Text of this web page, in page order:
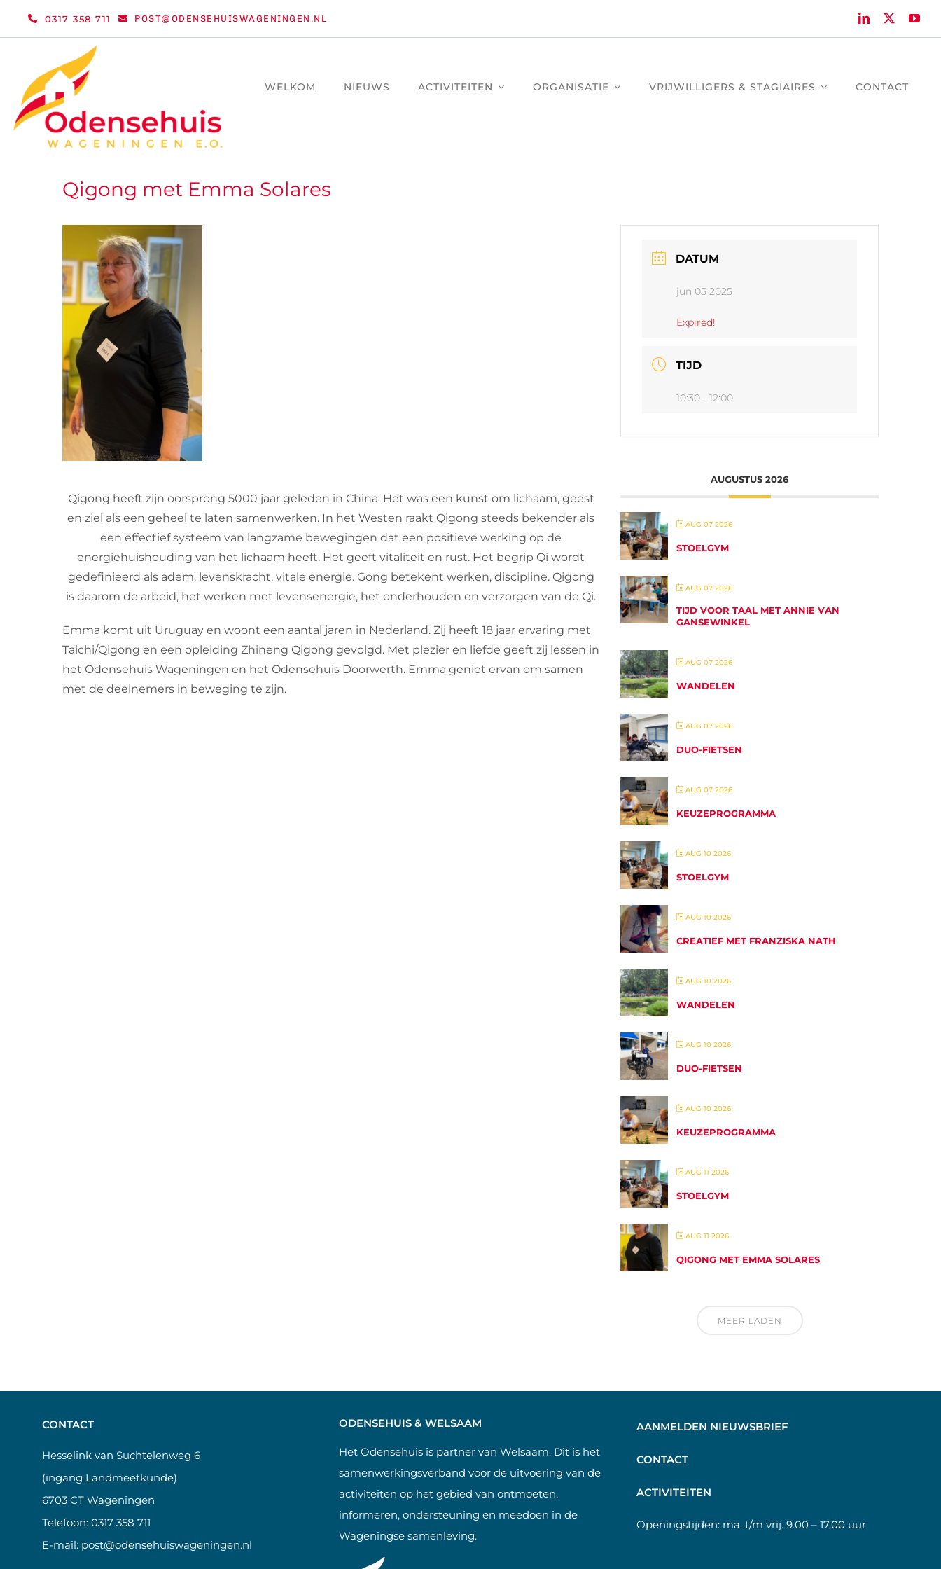
0317 358 711 POST@ODENSEHUISWAGENINGEN.NL
WELKOM NIEUWS ACTIVITEITEN ORGANISATIE VRIJWILLIGERS & STAGIAIRES CONTACT
Qigong met Emma Solares
Qigong heeft zijn oorsprong 5000 jaar geleden in China. Het was een kunst om lichaam, geest
en ziel als een geheel te laten samenwerken. In het Westen raakt Qigong steeds bekender als
een effectief systeem van langzame bewegingen dat een positieve werking op de
energiehuishouding van het lichaam heeft. Het geeft vitaliteit en rust. Het begrip Qi wordt
gedefinieerd als adem, levenskracht, vitale energie. Gong betekent werken, discipline. Qigong
is daarom de arbeid, het werken met levensenergie, het onderhouden en verzorgen van de Qi.
Emma komt uit Uruguay en woont een aantal jaren in Nederland. Zij heeft 18 jaar ervaring met
Taichi/Qigong en een opleiding Zhineng Qigong gevolgd. Met plezier en liefde geeft zij lessen in
het Odensehuis Wageningen en het Odensehuis Doorwerth. Emma geniet ervan om samen
met de deelnemers in beweging te zijn.
DATUM
jun 05 2025
Expired!
TIJD
10:30 - 12:00
AUGUSTUS 2026
AUG 07 2026
STOELGYM
AUG 07 2026
TIJD VOOR TAAL MET ANNIE VAN
GANSEWINKEL
AUG 07 2026
WANDELEN
AUG 07 2026
DUO-FIETSEN
AUG 07 2026
KEUZEPROGRAMMA
AUG 10 2026
STOELGYM
AUG 10 2026
CREATIEF MET FRANZISKA NATH
AUG 10 2026
WANDELEN
AUG 10 2026
DUO-FIETSEN
AUG 10 2026
KEUZEPROGRAMMA
AUG 11 2026
STOELGYM
AUG 11 2026
QIGONG MET EMMA SOLARES
MEER LADEN
CONTACT
Hesselink van Suchtelenweg 6
(ingang Landmeetkunde)
6703 CT Wageningen
Telefoon: 0317 358 711
E-mail: post@odensehuiswageningen.nl
ODENSEHUIS & WELSAAM
Het Odensehuis is partner van Welsaam. Dit is het
samenwerkingsverband voor de uitvoering van de
activiteiten op het gebied van ontmoeten,
informeren, ondersteuning en meedoen in de
Wageningse samenleving.
AANMELDEN NIEUWSBRIEF
CONTACT
ACTIVITEITEN
Openingstijden: ma. t/m vrij. 9.00 – 17.00 uur